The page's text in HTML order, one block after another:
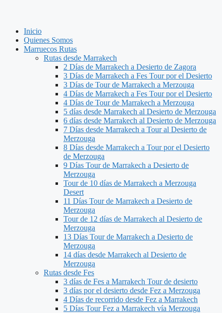
Inicio
Quienes Somos
Marruecos Rutas
Rutas desde Marrakech
2 Días de Marrakech a Desierto de Zagora
3 Días de Marrakech a Fes Tour por el Desierto
3 Días de Tour de Marrakech a Merzouga
4 Días de Marrakech a Fes Tour por el Desierto
4 Días de Tour de Marrakech a Merzouga
5 días desde Marrakech al Desierto de Merzouga
6 días desde Marrakech al Desierto de Merzouga
7 Días desde Marrakech a Tour al Desierto de
Merzouga
8 Días desde Marrakech a Tour por el Desierto
de Merzouga
9 Días Tour de Marrakech a Desierto de
Merzouga
Tour de 10 días de Marrakech a Merzouga
Desert
11 Días Tour de Marrakech a Desierto de
Merzouga
Tour de 12 días de Marrakech al Desierto de
Merzouga
13 Días Tour de Marrakech a Desierto de
Merzouga
14 días desde Marrakech al Desierto de
Merzouga
Rutas desde Fes
3 días de Fes a Marrakech Tour de desierto
3 días por el desierto desde Fez a Merzouga
4 Días de recorrido desde Fez a Marrakech
5 Días Tour Fez a Marrakech vía Merzouga